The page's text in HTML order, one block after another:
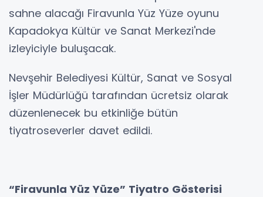
sahne alacağı Firavunla Yüz Yüze oyunu
Kapadokya Kültür ve Sanat Merkezi'nde
izleyiciyle buluşacak.
Nevşehir Belediyesi Kültür, Sanat ve Sosyal
İşler Müdürlüğü tarafından ücretsiz olarak
düzenlenecek bu etkinliğe bütün
tiyatroseverler davet edildi.
“Firavunla Yüz Yüze” Tiyatro Gösterisi